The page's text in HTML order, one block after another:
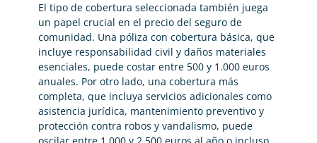
El tipo de cobertura seleccionada también juega
un papel crucial en el precio del seguro de
comunidad. Una póliza con cobertura básica, que
incluye responsabilidad civil y daños materiales
esenciales, puede costar entre 500 y 1.000 euros
anuales. Por otro lado, una cobertura más
completa, que incluya servicios adicionales como
asistencia jurídica, mantenimiento preventivo y
protección contra robos y vandalismo, puede